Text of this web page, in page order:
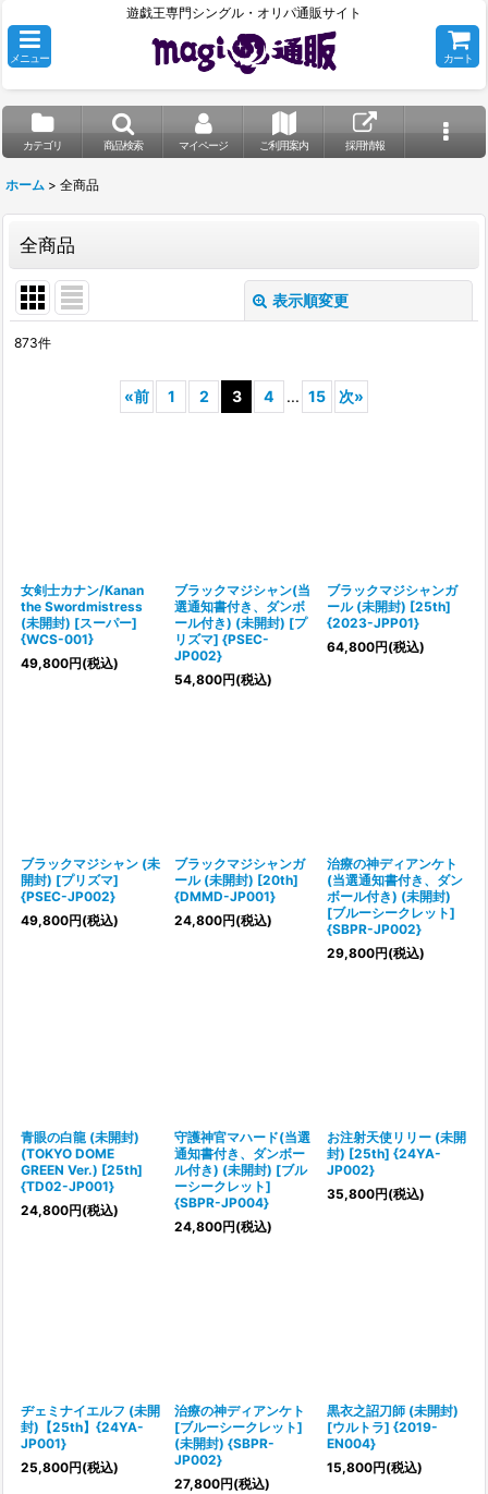
遊戯王専門シングル・オリパ通販サイト
メニュー カート
カテゴリ 商品検索 マイページ ご利用案内 採用情報
ホーム > 全商品
全商品
表示順変更
873件
«前 1 2 3 4 ... 15 次»
女剣士カナン/Kanan
the Swordmistress
(未開封) [スーパー]
{WCS-001}
49,800円(税込)
ブラックマジシャン(当
選通知書付き、ダンボ
ール付き) (未開封) [プ
リズマ] {PSEC-
JP002}
54,800円(税込)
ブラックマジシャンガ
ール (未開封) [25th]
{2023-JPP01}
64,800円(税込)
ブラックマジシャン (未
開封) [プリズマ]
{PSEC-JP002}
49,800円(税込)
ブラックマジシャンガ
ール (未開封) [20th]
{DMMD-JP001}
24,800円(税込)
治療の神ディアンケト
(当選通知書付き、ダン
ボール付き) (未開封)
[ブルーシークレット]
{SBPR-JP002}
29,800円(税込)
青眼の白龍 (未開封)
(TOKYO DOME
GREEN Ver.) [25th]
{TD02-JP001}
24,800円(税込)
守護神官マハード(当選
通知書付き、ダンボー
ル付き) (未開封) [ブル
ーシークレット]
{SBPR-JP004}
24,800円(税込)
お注射天使リリー (未開
封) [25th] {24YA-
JP002}
35,800円(税込)
ヂェミナイエルフ (未開
封)【25th】{24YA-
JP001}
25,800円(税込)
治療の神ディアンケト
[ブルーシークレット]
(未開封) {SBPR-
JP002}
27,800円(税込)
黒衣之詔刀師 (未開封)
[ウルトラ] {2019-
EN004}
15,800円(税込)